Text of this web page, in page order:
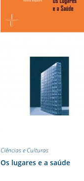
Ciências e Culturas
Os lugares e a saúde